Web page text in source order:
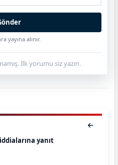
yayına alınır.
İlk yorumu siz yazın.
yanıt